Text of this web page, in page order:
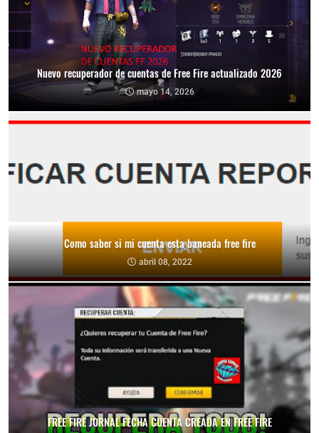
Nuevo recuperador de cuentas de Free Fire actualizado 2026
mayo 14, 2026
Como saber si mi cuenta esta baneada free fire
abril 08, 2022
FREE FIRE JORNAL FECHA CUENTA CREADA EN FREE FIRE